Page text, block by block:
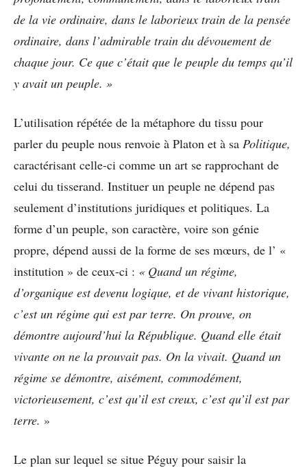
de la vie ordinaire, dans le laborieux train de la pensée
ordinaire, dans l’admirable train du dévouement de
chaque jour. Ce que c’était que le peuple du temps qu’il
y avait un peuple. »
L’utilisation répétée de la métaphore du tissu pour
parler du peuple nous renvoie à Platon et à sa Politique,
caractérisant celle-ci comme un art se rapprochant de
celui du tisserand. Instituer un peuple ne dépend pas
seulement d’institutions juridiques et politiques. La
forme d’un peuple, son caractère, voire son génie
propre, dépend aussi de la forme de ses mœurs, de l’ «
institution » de ceux-ci : « Quand un régime,
d’organique est devenu logique, et de vivant historique,
c’est un régime qui est par terre. On prouve, on
démontre aujourd’hui la République. Quand elle était
vivante on ne la prouvait pas. On la vivait. Quand un
régime se démontre, aisément, commodément,
victorieusement, c’est qu’il est creux, c’est qu’il est par
terre. »
Le plan sur lequel se situe Péguy pour saisir la